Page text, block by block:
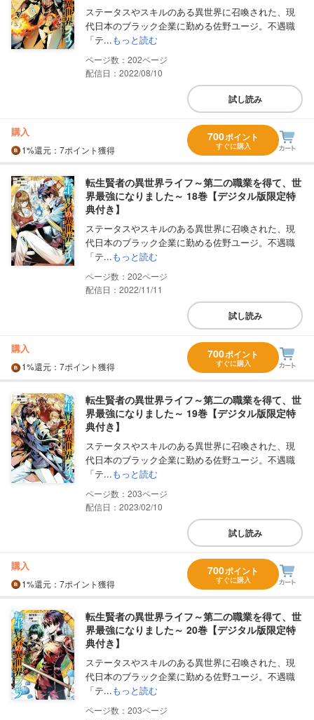
ステータスやスキルのある異世界に召喚された、現
代日本のブラック企業に勤める佐野ユージ。不遇職
「テ...もっと読む
202
配信日：2022/08/10
試し読み
購入
1%還元 ：7ポイント獲得
700ポイント
すぐに購入
転生賢者の異世界ライフ～第二の職業を得て、世
界最強になりました～ 18巻【デジタル版限定特
典付き】
ステータスやスキルのある異世界に召喚された、現
代日本のブラック企業に勤める佐野ユージ。不遇職
「テ...もっと読む
202
配信日：2022/11/11
試し読み
購入
1%還元 ：7ポイント獲得
700ポイント
すぐに購入
転生賢者の異世界ライフ～第二の職業を得て、世
界最強になりました～ 19巻【デジタル版限定特
典付き】
ステータスやスキルのある異世界に召喚された、現
代日本のブラック企業に勤める佐野ユージ。不遇職
「テ...もっと読む
203
配信日：2023/02/10
試し読み
購入
1%還元 ：7ポイント獲得
700ポイント
すぐに購入
転生賢者の異世界ライフ～第二の職業を得て、世
界最強になりました～ 20巻【デジタル版限定特
典付き】
ステータスやスキルのある異世界に召喚された、現
代日本のブラック企業に勤める佐野ユージ。不遇職
「テ...もっと読む
203